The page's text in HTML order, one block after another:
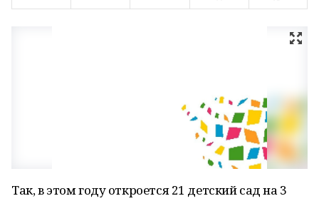
Так, в этом году откроется 21 детский сад на 3